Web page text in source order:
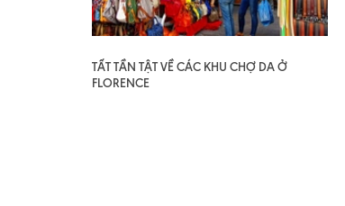
TẤT TẦN TẬT VỀ CÁC KHU CHỢ DA Ở
FLORENCE